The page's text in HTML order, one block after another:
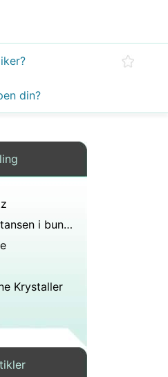
din?
Hva er den hvite substansen i bunnen av et hetteglass med blod?
Krystaller